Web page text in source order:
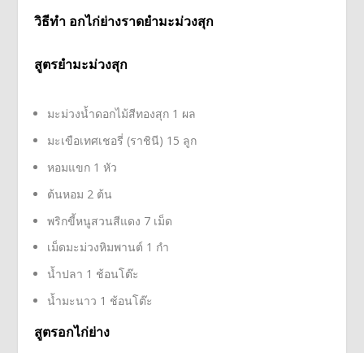
วิธีทำ อกไก่ย่างราดยำมะม่วงสุก
สูตรยำมะม่วงสุก
มะม่วงน้ำดอกไม้สีทองสุก 1 ผล
มะเขือเทศเชอรี่ (ราชินี) 15 ลูก
หอมแขก 1 หัว
ต้นหอม 2 ต้น
พริกขี้หนูสวนสีแดง 7 เม็ด
เม็ดมะม่วงหิมพานต์ 1 กำ
น้ำปลา 1 ช้อนโต๊ะ
น้ำมะนาว 1 ช้อนโต๊ะ
สูตรอกไก่ย่าง